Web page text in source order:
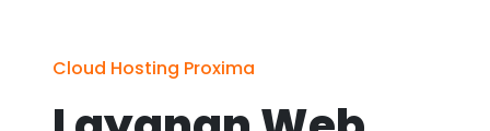
Cloud Hosting Proxima